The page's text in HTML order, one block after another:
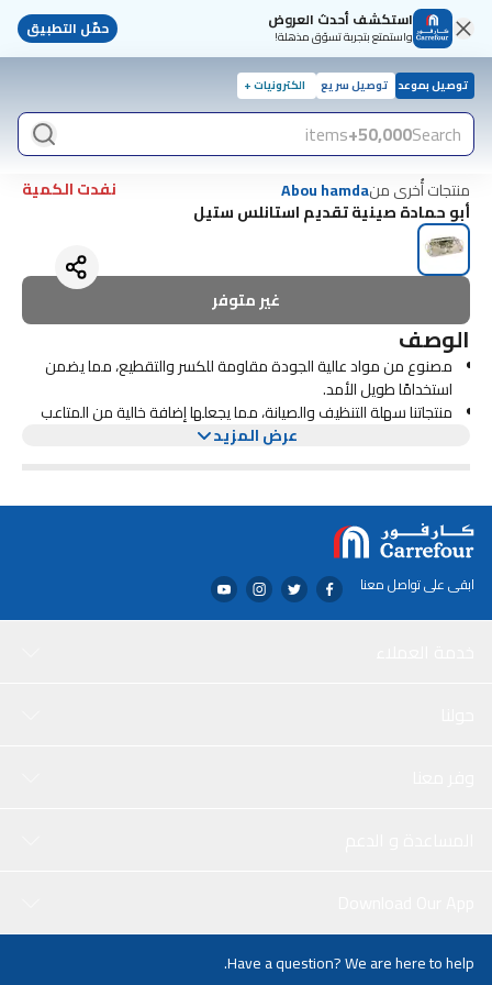
استكشف أحدث العروض
واستمتع بتجربة تسوّق مذهلة! حمّل التطبيق
توصيل بموعد توصيل سريع الكترونيات +
Search
50,000+
items
منتجات أُخرى منAbou hamda
نفدت الكمية
أبو حمادة صينية تقديم استانلس ستيل
غير متوفر
الوصف
مصنوع من مواد عالية الجودة مقاومة للكسر والتقطيع، مما يضمن
استخدامًا طويل الأمد.
منتجاتنا سهلة التنظيف والصيانة، مما يجعلها إضافة خالية من المتاعب
عرض المزيد
ابقى على تواصل معنا
Have a question? We are here to help.